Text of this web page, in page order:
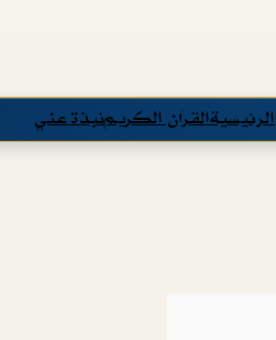
الرئيسيةالقرآن الكريمنبذة عني